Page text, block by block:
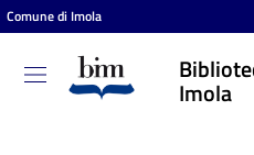
Vai al contenuto
Vai alla navigazione
Vai al footer
Comune di Imola
Imola
Biblioteca
comunale